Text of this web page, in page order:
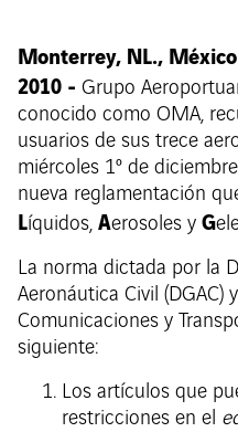
Monterrey, NL.,
2010 - Grupo
conocido como OMA,
usuarios de sus trece
miércoles 1º de
nueva reglamentación
Líquidos, Aerosoles y G
La norma dictada por la
Aeronáutica Civil (DGAC)
Comunicaciones y
siguiente:
Los artículos que
restricciones en el